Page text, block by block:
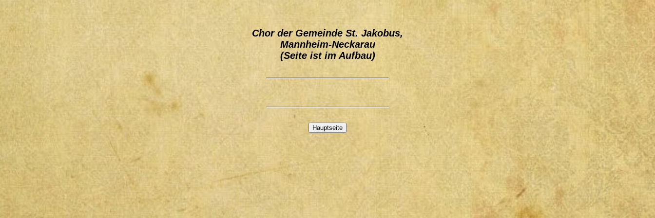
Chor der Gemeinde St. Jakobus,
Mannheim-Neckarau
(Seite ist im Aufbau)